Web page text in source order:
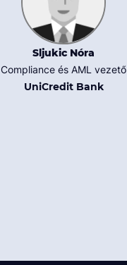
Sljukic Nóra
Compliance és AML vezető
UniCredit Bank